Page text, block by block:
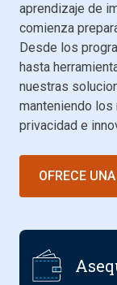
aprendizaje de
comienza
Desde los
hasta
nuestras
manteniendo
privacidad e
OFRECE